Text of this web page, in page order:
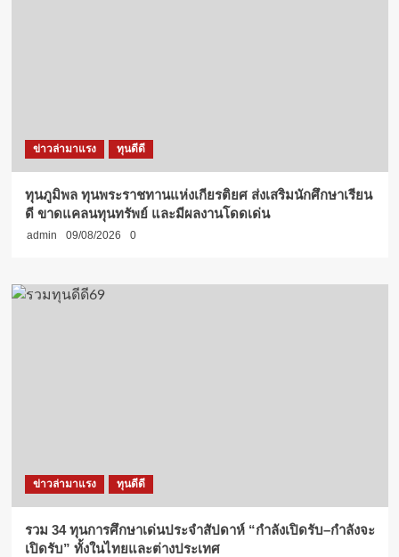
ข่าวล่ามาแรง ทุนดีดี
ทุนภูมิพล ทุนพระราชทานแห่งเกียรติยศ ส่งเสริมนักศึกษาเรียน
ดี ขาดแคลนทุนทรัพย์ และมีผลงานโดดเด่น
admin 09/08/2026 0
ข่าวล่ามาแรง ทุนดีดี
รวม 34 ทุนการศึกษาเด่นประจำสัปดาห์ “กำลังเปิดรับ–กำลังจะ
เปิดรับ” ทั้งในไทยและต่างประเทศ